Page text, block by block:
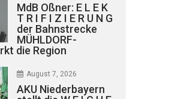
MdB Oßner: E L E K
T R I F I Z I E R U N G
der Bahnstrecke
MÜHLDORF-
die Region
August 7, 2026
AKU Niederbayern